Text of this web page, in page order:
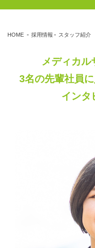
HOME 採用情報 スタッフ紹介
メディカル
3名の先輩社員
インタ